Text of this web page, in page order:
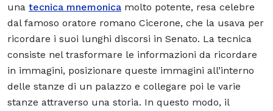
una tecnica mnemonica molto potente, resa celebre
dal famoso oratore romano Cicerone, che la usava per
ricordare i suoi lunghi discorsi in Senato. La tecnica
consiste nel trasformare le informazioni da ricordare
in immagini, posizionare queste immagini all’interno
delle stanze di un palazzo e collegare poi le varie
stanze attraverso una storia. In questo modo, il